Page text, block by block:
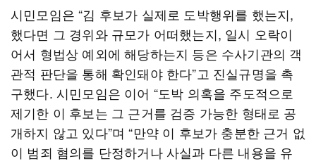
시민모임은 “김 후보가 실제로 도박행위를 했는지,
했다면 그 경위와 규모가 어떠했는지, 일시 오락이
어서 형법상 예외에 해당하는지 등은 수사기관의 객
관적 판단을 통해 확인돼야 한다”고 진실규명을 촉
구했다. 시민모임은 이어 “도박 의혹을 주도적으로
제기한 이 후보는 그 근거를 검증 가능한 형태로 공
개하지 않고 있다”며 “만약 이 후보가 충분한 근거 없
이 범죄 혐의를 단정하거나 사실과 다른 내용을 유